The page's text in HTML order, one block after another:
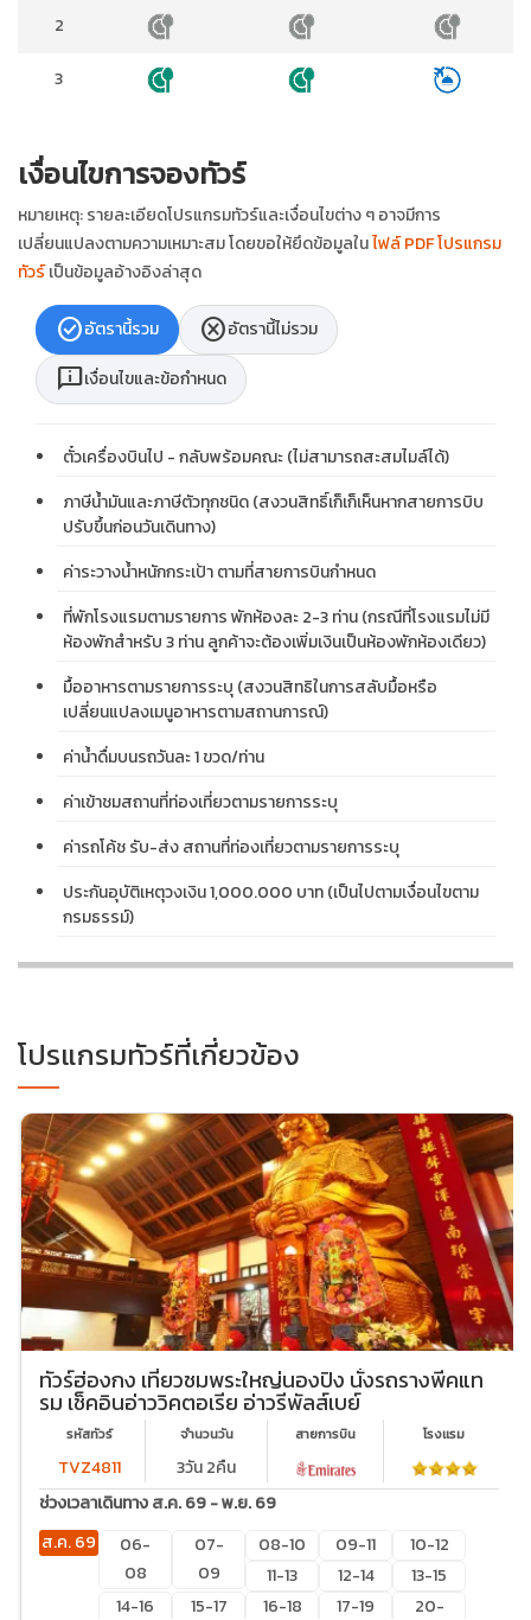
2
3
เงื่อนไขการจองทัวร์
หมายเหตุ: รายละเอียดโปรแกรมทัวร์และเงื่อนไขต่าง ๆ อาจมีการ
เปลี่ยนแปลงตามความเหมาะสม โดยขอให้ยึดข้อมูลในไฟล์ PDF โปรแกรม
ทัวร์เป็นข้อมูลอ้างอิงล่าสุด
check_circleอัตรานี้รวม cancelอัตรานี้ไม่รวม
chat_infoเงื่อนไขและข้อกำหนด
ตั๋วเครื่องบินไป - กลับพร้อมคณะ (ไม่สามารถสะสมไมล์ได้)
ภาษีน้ำมันและภาษีตัวทุกชนิด (สงวนสิทธิ์เก็เก็เห็นหากสายการบิบ
ปรับขึ้นก่อนวันเดินทาง)
ค่าระวางน้ำหนักกระเป้า ตามที่สายการบินกำหนด
ที่พักโรงแรมตามรายการ พักห้องละ 2-3 ท่าน (กรณีที่โรงแรมไม่มี
ห้องพักสำหรับ 3 ท่าน ลูกค้าจะต้องเพิ่มเงินเป็นห้องพักห้องเดียว)
มื้ออาหารตามรายการระบุ (สงวนสิทธิในการสลับมื้อหรือ
เปลี่ยนแปลงเมนูอาหารตามสถานการณ์)
ค่าน้ำดื่มบนรถวันละ 1 ขวด/ท่าน
ค่าเข้าชมสถานที่ท่องเที่ยวตามรายการระบุ
ค่ารถโค้ช รับ-ส่ง สถานที่ท่องเที่ยวตามรายการระบุ
ประกันอุบัติเหตุวงเงิน 1,000.000 บาท (เป็นไปตามเงื่อนไขตาม
กรมธรรม์)
โปรแกรมทัวร์ที่เกี่ยวข้อง
ทัวร์ฮ่องกง เที่ยวชมพระใหญ่นองปิง นั่งรถรางพีคแท
รม เช็คอินอ่าววิคตอเรีย อ่าวรีพัลส์เบย์
รหัสทัวร์
TVZ4811
จำนวนวัน
3วัน 2คืน
สายการบิน โรงเเรม
ช่วงเวลาเดินทาง ส.ค. 69 - พ.ย. 69
ส.ค. 69
06-
08
07-
09
08-10 09-11
10-12
11-13
12-14
13-15
14-16
15-17 16-18 17-19
20-